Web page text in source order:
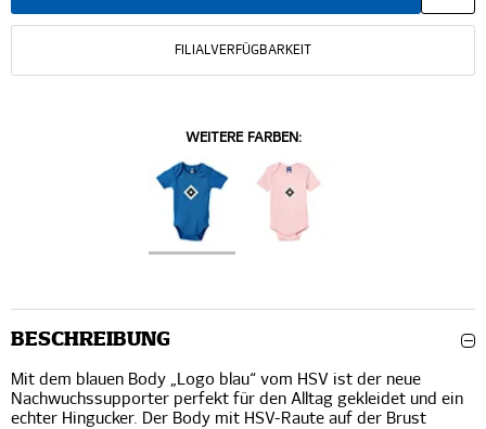
FILIALVERFÜGBARKEIT
WEITERE FARBEN:
BESCHREIBUNG
Mit dem blauen Body „Logo blau“ vom HSV ist der neue
Nachwuchssupporter perfekt für den Alltag gekleidet und ein
echter Hingucker. Der Body mit HSV-Raute auf der Brust